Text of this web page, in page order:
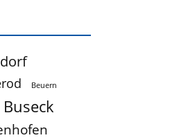
Beuern
Buseck